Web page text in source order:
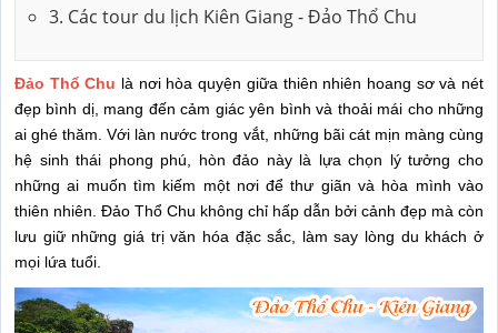
3. Các tour du lịch Kiên Giang - Đảo Thổ Chu
Đảo Thổ Chu là nơi hòa quyện giữa thiên nhiên hoang sơ và nét
đẹp bình dị, mang đến cảm giác yên bình và thoải mái cho những
ai ghé thăm. Với làn nước trong vắt, những bãi cát mịn màng cùng
hệ sinh thái phong phú, hòn đảo này là lựa chọn lý tưởng cho
những ai muốn tìm kiếm một nơi để thư giãn và hòa mình vào
thiên nhiên. Đảo Thổ Chu không chỉ hấp dẫn bởi cảnh đẹp mà còn
lưu giữ những giá trị văn hóa đặc sắc, làm say lòng du khách ở
mọi lứa tuổi.